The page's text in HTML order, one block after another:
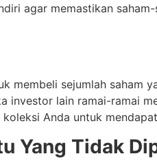
agar memastikan
membeli sejumlah saham
lain ramai-ramai
Anda untuk
Yang Tidak